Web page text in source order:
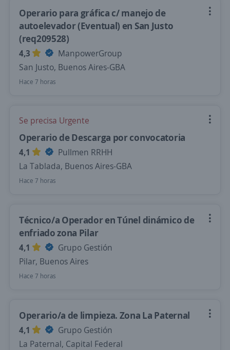
Operario para gráfica c/ manejo de
autoelevador (Eventual) en San Justo
(req209528)
4,3
ManpowerGroup
San Justo, Buenos Aires-GBA
Hace 7 horas
Se precisa Urgente
Operario de Descarga por convocatoria
4,1
Pullmen RRHH
La Tablada, Buenos Aires-GBA
Hace 7 horas
Técnico/a Operador en Túnel dinámico de
enfriado zona Pilar
4,1
Grupo Gestión
Pilar, Buenos Aires
Hace 7 horas
Operario/a de limpieza. Zona La Paternal
4,1
Grupo Gestión
La Paternal, Capital Federal